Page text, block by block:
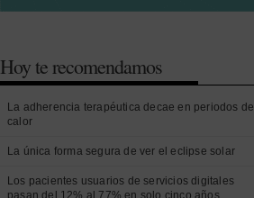
Hoy te recomendamos
La adherencia terapéutica decae en periodos de
calor
La única forma segura de ver el eclipse solar
Los pacientes usuarios de servicios digitales
pasan del 12% al 77% en solo cinco años